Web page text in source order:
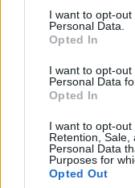
I want to opt-
Personal Data.
Opted In
I want to opt-
Personal Data
Opted In
I want to opt-out
Retention, Sale,
Personal Data
Purposes for
Opted Out
10